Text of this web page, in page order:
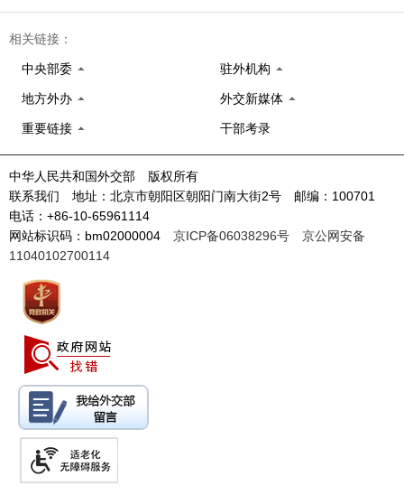
相关链接：
中央部委 驻外机构
地方外办 外交新媒体
重要链接 干部考录
中华人民共和国外交部 版权所有
联系我们 地址：北京市朝阳区朝阳门南大街2号 邮编：100701
电话：+86-10-65961114
网站标识码：bm02000004 京ICP备06038296号
京公网安备
11040102700114